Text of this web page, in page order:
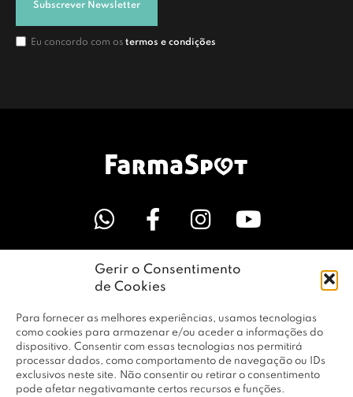
Gerir o Consentimento
de Cookies
Para fornecer as melhores experiências, usamos tecnologias
como cookies para armazenar e/ou aceder a informações do
dispositivo. Consentir com essas tecnologias nos permitirá
processar dados, como comportamento de navegação ou IDs
exclusivos neste site. Não consentir ou retirar o consentimento
pode afetar negativamante certos recursos e funções.
Subscrever Newsletter
Eu concordo com os termos e condições
LINKS ÚTEIS
EMPRESA
PERFIL